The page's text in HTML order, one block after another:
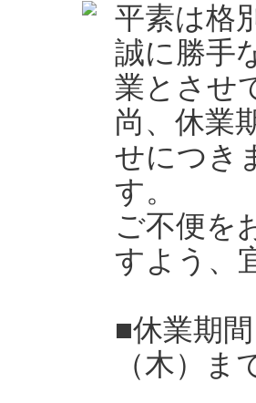
平素は格
誠に勝手
業とさせ
尚、休業
せにつき
す。
ご不便を
すよう、
■休業期
（木）ま